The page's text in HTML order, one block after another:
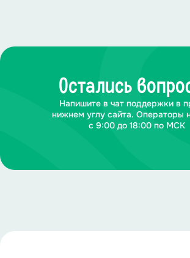
Остались
Напишите в чат поддержки в
нижнем углу сайта. Операторы
с 9:00 до 18:00 по МСК